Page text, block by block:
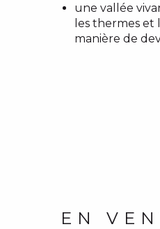
une vallée
les thermes et
manière de
EN